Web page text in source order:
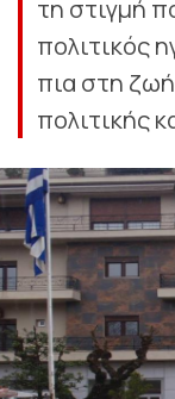
τη στιγμή
πολιτικός
πια στη
πολιτικής